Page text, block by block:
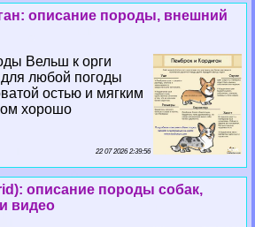
описание породы, внешний
Вельш к opги
любой погоды
остью и мягким
хорошо
22 07 2026 2:39:56
описание породы собак,
видео